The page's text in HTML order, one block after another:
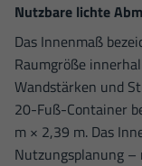
Nutzbare lichte
Das Innenmaß
Raumgröße
Wandstärken und
20-Fuß-Container
m × 2,39 m. Das
Nutzungsplanung –